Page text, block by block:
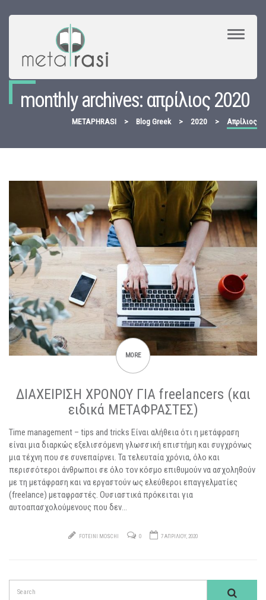
Toggle
monthly archives: απρίλιος 2020
METAPHRASI > Blog Greek > 2020 > Απρίλιος
MORE
ΔΙΑΧΕΙΡΙΣΗ ΧΡΟΝΟΥ ΓΙΑ freelancers (και
ειδικά ΜΕΤΑΦΡΑΣΤΕΣ)
Time management – tips and tricks Είναι αλήθεια ότι η μετάφραση
είναι μια διαρκώς εξελισσόμενη γλωσσική επιστήμη και συγχρόνως
μια τέχνη που σε συνεπαίρνει. Τα τελευταία χρόνια, όλο και
περισσότεροι άνθρωποι σε όλο τον κόσμο επιθυμούν να ασχοληθούν
με τη μετάφραση και να εργαστούν ως ελεύθεροι επαγγελματίες
(freelance) μεταφραστές. Ουσιαστικά πρόκειται για
αυτοαπασχολούμενους που δεν…
FOTEINI MOSCHI 0 7 ΑΠΡΙΛΊΟΥ, 2020